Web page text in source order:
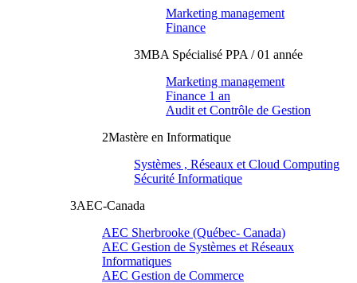
Marketing management
Finance
3MBA Spécialisé PPA / 01 année
Marketing management
Finance 1 an
Audit et Contrôle de Gestion
2Mastère en Informatique
Systèmes , Réseaux et Cloud Computing
Sécurité Informatique
3AEC-Canada
AEC Sherbrooke (Québec- Canada)
AEC Gestion de Systèmes et Réseaux
Informatiques
AEC Gestion de Commerce